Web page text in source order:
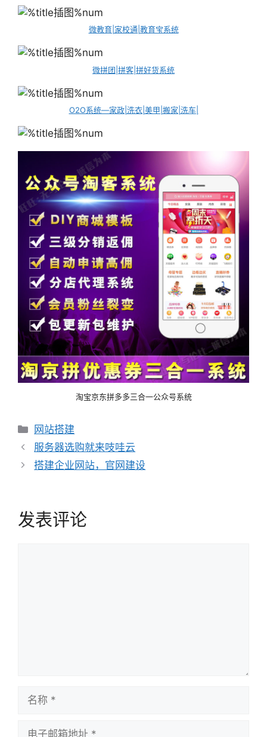
微教育|家校通|教育宝系统
微拼团|拼客|拼好货系统
O2O系统—家政|洗衣|美甲|搬家|洗车|
淘宝京东拼多多三合一公众号系统
分
类
网站搭建
文
章
服务器选购就来吱哇云
搭建企业网站，官网建设
发表评论